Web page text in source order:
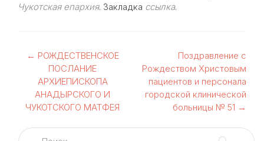
Чукотская епархия. Закладка ссылка.
Навигация
записям
← РОЖДЕСТВЕНСКОЕ
ПОСЛАНИЕ
АРХИЕПИСКОПА
АНАДЫРСКОГО И
ЧУКОТСКОГО МАТФЕЯ
Поздравление с
Рождеством Христовым
пациентов и персонала
городской клинической
больницы № 51 →
Найти: